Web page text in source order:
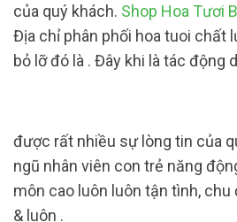
của quý khách. Shop Hoa Tươi
Địa chỉ phân phối hoa tuoi chất
bỏ lỡ đó là . Đây khi là tác động
được rất nhiều sự lòng tin của
ngũ nhân viên con trẻ năng
môn cao luôn luôn tận tình,
& luôn .